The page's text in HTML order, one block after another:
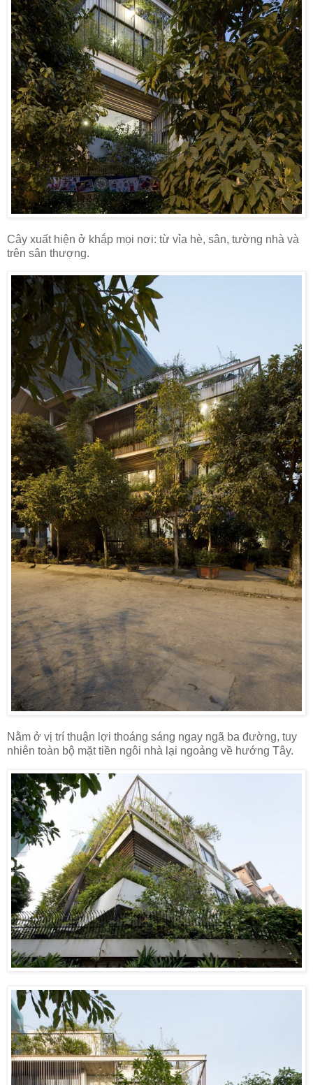
Cây xuất hiện ở khắp mọi nơi: từ vỉa hè, sân, tường nhà và
trên sân thượng.
Nằm ở vị trí thuận lợi thoáng sáng ngay ngã ba đường, tuy
nhiên toàn bộ mặt tiền ngôi nhà lại ngoảng về hướng Tây.